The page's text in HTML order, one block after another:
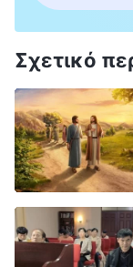
Σχετικό